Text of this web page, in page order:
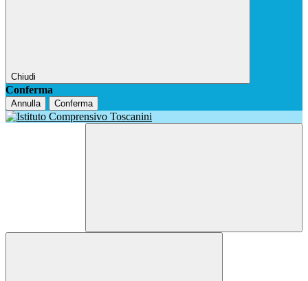
Chiudi
Conferma
Annulla Conferma